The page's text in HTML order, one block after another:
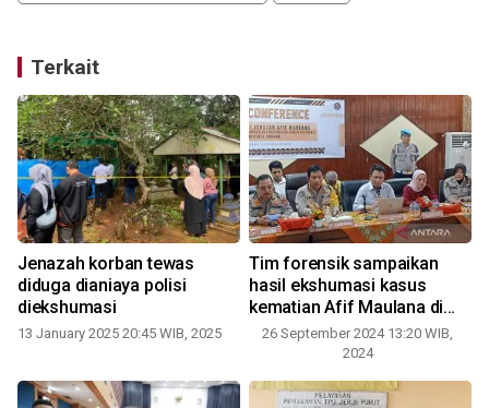
Terkait
Jenazah korban tewas
diduga dianiaya polisi
diekshumasi
13 January 2025 20:45 WIB, 2025
Tim forensik sampaikan
hasil ekshumasi kasus
kematian Afif Maulana di
markas Polresta
26 September 2024 13:20 WIB,
2024